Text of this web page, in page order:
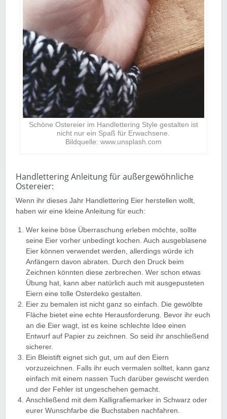
Schöne Ostereier im Handlettering Style gestalten ist
nicht nur ein Spaß für Erwachsene.
Bildquelle: www.unsplash.com
Handlettering Anleitung für außergewöhnliche
Ostereier:
Wenn ihr dieses Jahr Handlettering Eier herstellen wollt,
haben wir eine kleine Anleitung für euch:
Wer keine böse Überraschung erleben möchte, sollte
seine Eier vorher unbedingt kochen. Auch ausgeblasene
Eier können verwendet werden, allerdings würde ich
Anfängern davon abraten. Durch den Druck beim
Zeichnen könnten diese zerbrechen. Wer schon etwas
Übung hat, kann aber natürlich auch mit ausgepusteten
Eiern eine tolle Osterdeko gestalten.
Eier zu bemalen ist nicht ganz so einfach. Die gewölbte
Fläche bietet eine echte Herausforderung. Bevor ihr euch
an die Eier wagt, ist es keine schlechte Idee einen
Entwurf auf Papier zu zeichnen. So seid ihr anschließend
sicherer.
Ein Bleistift eignet sich gut, um auf den Eiern
vorzuzeichnen. Falls ihr euch vermalen solltet, kann ganz
einfach mit einem nassen Tuch darüber gewischt werden
und der Fehler ist ungeschehen gemacht.
Anschließend mit dem Kalligrafiemarker in Schwarz oder
eurer Wunschfarbe die Buchstaben nachfahren.